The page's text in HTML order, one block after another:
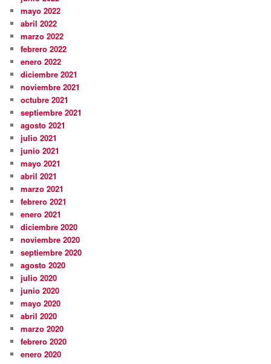
mayo 2022
abril 2022
marzo 2022
febrero 2022
enero 2022
diciembre 2021
noviembre 2021
octubre 2021
septiembre 2021
agosto 2021
julio 2021
junio 2021
mayo 2021
abril 2021
marzo 2021
febrero 2021
enero 2021
diciembre 2020
noviembre 2020
septiembre 2020
agosto 2020
julio 2020
junio 2020
mayo 2020
abril 2020
marzo 2020
febrero 2020
enero 2020